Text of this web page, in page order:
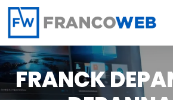
Panneau de gestion des cookies
FRANCK